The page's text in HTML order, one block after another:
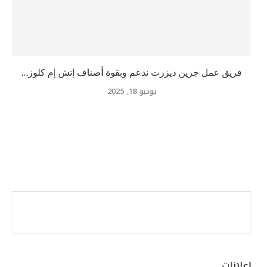
فريق عمل جرين ديزرت ندعم وبقوة أصناف إتش إم كلوز...
يونيو 18, 2025